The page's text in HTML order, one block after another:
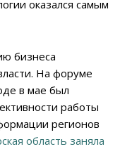
оказался самым
бизнеса
На форуме
в мае был
работы
регионов
область заняла